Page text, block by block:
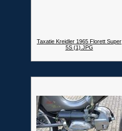
Taxatie Kreidler 1965 Florett Super
5S (1).JPG